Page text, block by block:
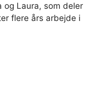
og Laura, som deler
flere års arbejde i